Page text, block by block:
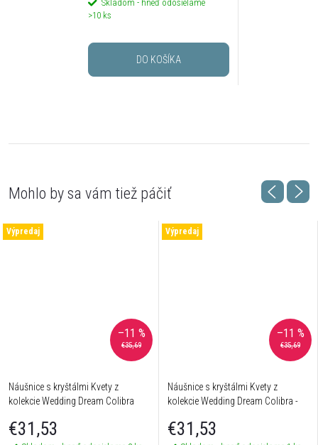
Skladom - hneď odosielame
>10 ks
DO KOŠÍKA
Výpredaj
€35,69
–11 %
Náušnice s kryštálmi Kvety z
kolekcie Wedding Dream Colibra
€31,53
Výpredaj
€35,69
–11 %
Náušnice s kryštálmi Kvety z
kolekcie Wedding Dream Colibra -
€31,53